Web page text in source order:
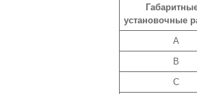
установочные
A
B
C